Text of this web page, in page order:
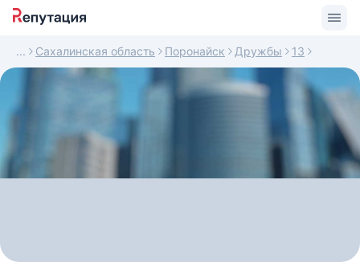
Сахалинская область Поронайск Дружбы 13